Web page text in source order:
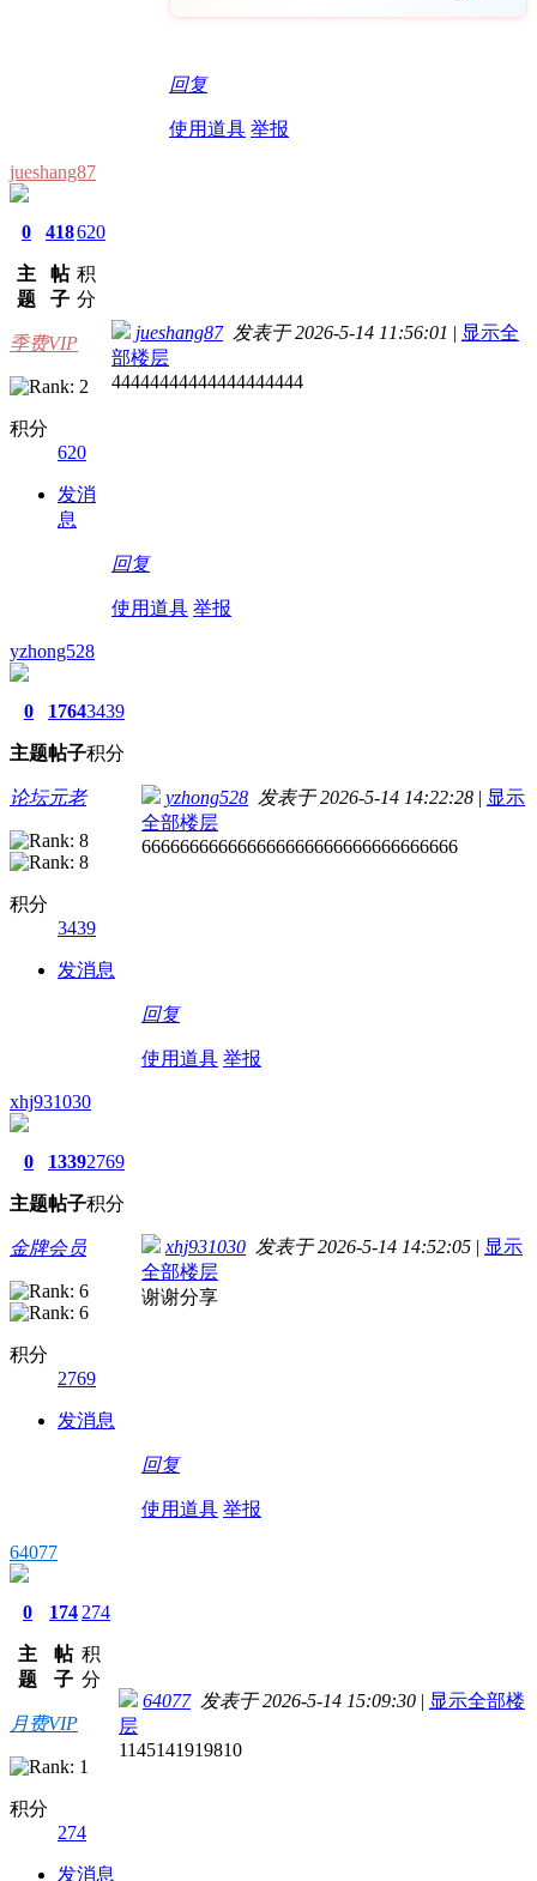
回复
使用道具 举报
jueshang87
0
主
题
418
帖
子
620
积
分
季费VIP
积分
620
发消
息
jueshang87发表于 2026-5-14 11:56:01 | 显示全
部楼层
44444444444444444444
回复
使用道具 举报
yzhong528
0
主题
1764
帖子
3439
积分
论坛元老
积分
3439
发消息
yzhong528 发表于 2026-5-14 14:22:28 | 显示
全部楼层
666666666666666666666666666666666
回复
使用道具 举报
xhj931030
0
主题
1339
帖子
2769
积分
金牌会员
积分
2769
发消息
xhj931030 发表于 2026-5-14 14:52:05 | 显示
全部楼层
谢谢分享
回复
使用道具 举报
64077
0
主
题
174
帖
子
274
积
分
月费VIP
积分
274
发消息
64077发表于 2026-5-14 15:09:30 | 显示全部楼
层
1145141919810